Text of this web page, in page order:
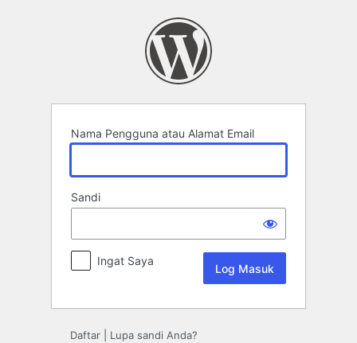
Nama Pengguna atau Alamat Email
Sandi
Ingat Saya
Daftar Lupa sandi Anda?